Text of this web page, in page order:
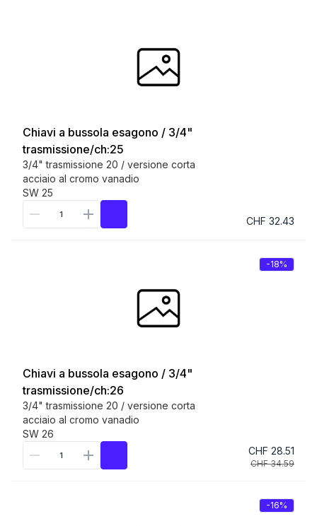
Chiavi a bussola esagono / 3/4"
trasmissione/ch:25
3/4" trasmissione 20 / versione corta
acciaio al cromo vanadio
SW 25
CHF 32.43
Chiavi a bussola esagono / 3/4"
trasmissione/ch:26
3/4" trasmissione 20 / versione corta
acciaio al cromo vanadio
SW 26
CHF 28.51
CHF 34.59
-18%
-16%